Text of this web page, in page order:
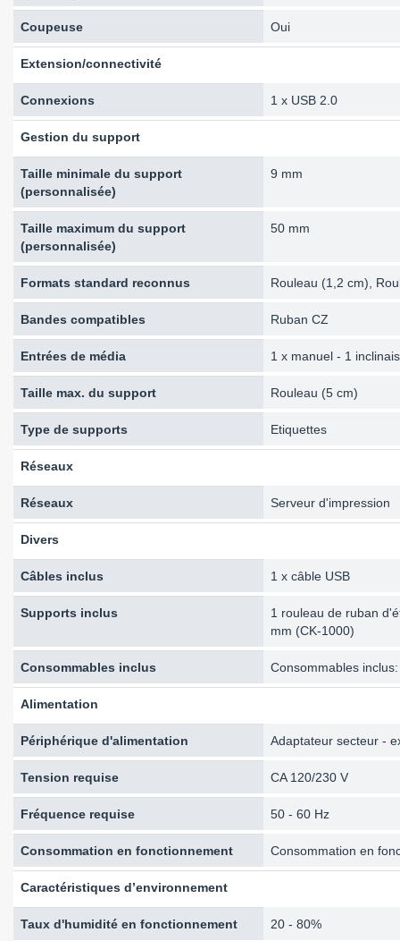
Coupeuse Oui
Extension/connectivité
Connexions 1 x USB 2.0
Gestion du support
Taille minimale du support
(personnalisée)
9 mm
Taille maximum du support
(personnalisée)
50 mm
Formats standard reconnus Rouleau (1,2 cm),
Bandes compatibles Ruban CZ
Entrées de média 1 x manuel - 1
Taille max. du support Rouleau (5 cm)
Type de supports Etiquettes
Réseaux
Réseaux Serveur d'impression
Divers
Câbles inclus 1 x câble USB
Supports inclus
1 rouleau de ruban
mm (CK-1000)
Consommables inclus Consommables
Alimentation
Périphérique d'alimentation Adaptateur secteur -
Tension requise CA 120/230 V
Fréquence requise 50 - 60 Hz
Consommation en fonctionnement Consommation en
Caractéristiques d’environnement
Taux d'humidité en fonctionnement 20 - 80%